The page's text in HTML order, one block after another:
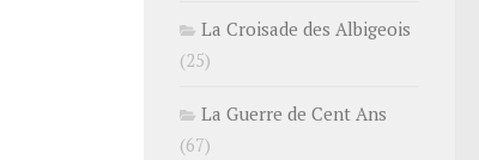
La Croisade des Albigeois
(25)
La Guerre de Cent Ans
(67)